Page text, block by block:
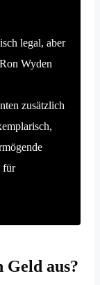
legal, aber
Wyden
zusätzlich
für
aus?